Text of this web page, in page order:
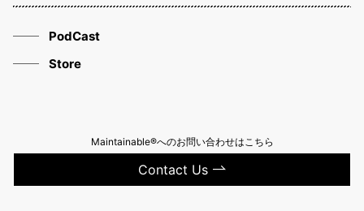
PodCast
Store
Maintainable®へのお問い合わせはこちら
Contact Us